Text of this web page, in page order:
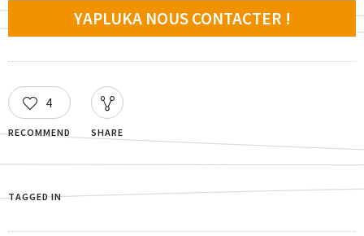
YAPLUKA NOUS CONTACTER !
4
RECOMMEND SHARE
TAGGED IN